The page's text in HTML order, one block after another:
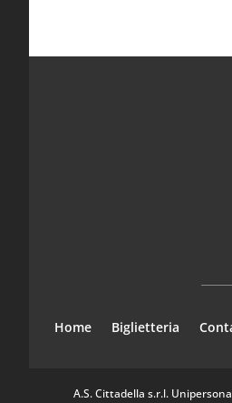
Home Biglietteria
A.S. Cittadella s.r.l.